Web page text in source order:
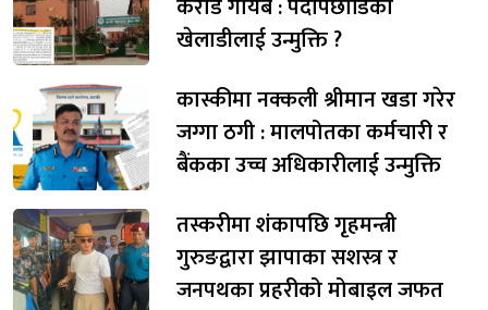
खेलाडीलाई उन्मुक्ति ?
कास्कीमा नक्कली श्रीमान खडा गरेर
जग्गा ठगी : मालपोतका कर्मचारी र
बैंकका उच्च अधिकारीलाई उन्मुक्ति
तस्करीमा शंकापछि गृहमन्त्री
गुरुङद्वारा झापाका सशस्त्र र
जनपथका प्रहरीको मोबाइल जफत